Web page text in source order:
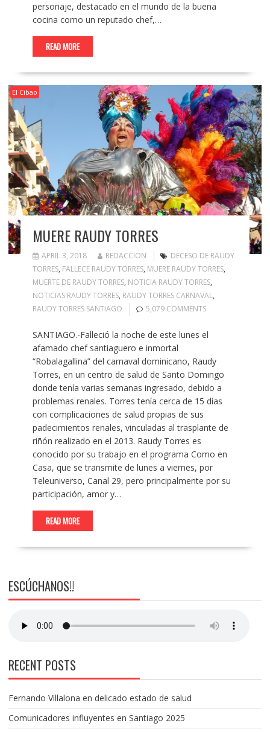
personaje, destacado en el mundo de la buena
cocina como un reputado chef,…
READ MORE
El Cibao
MUERE RAUDY TORRES
APRIL 3, 2018 REDACCION
DECESO DE RAUDY
TORRES, FALLECE RAUDY TORRES, MUERE RAUDY TORRES,
MUERTE DE RAUDY TORRES, NOTICIA RAUDY TORRES,
NOTICIAS RAUDY TORRES, RAUDY TORRES CARNAVAL,
RAUDY TORRES SANTIAGO
5,079 COMMENTS
SANTIAGO.-Falleció la noche de este lunes el
afamado chef santiaguero e inmortal
“Robalagallina” del carnaval dominicano, Raudy
Torres, en un centro de salud de Santo Domingo
donde tenía varias semanas ingresado, debido a
problemas renales. Torres tenía cerca de 15 días
con complicaciones de salud propias de sus
padecimientos renales, vinculadas al trasplante de
riñón realizado en el 2013. Raudy Torres es
conocido por su trabajo en el programa Como en
Casa, que se transmite de lunes a viernes, por
Teleuniverso, Canal 29, pero principalmente por su
participación, amor y…
READ MORE
ESCÚCHANOS!!
RECENT POSTS
Fernando Villalona en delicado estado de salud
Comunicadores influyentes en Santiago 2025